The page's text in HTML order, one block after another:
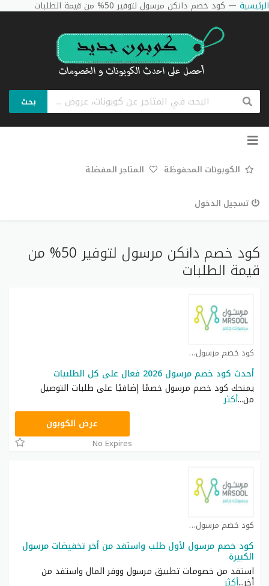
الرئيسية — كود خصم دانكن مرسول لتوفير 50% من قيمة الطلبات
بحث
تخطي
الكوبونات المحفوظة المتاجر المفضلة
تسجيل الدخول
كود خصم دانكن مرسول لتوفير 50% من
قيمة الطلبات
كود خصم مرسول كوبون
أحدث كود خصم مرسول 2026 فعال على كل الطلبيات
يمنحك كود خصم مرسول خصمًا إضافيًا على طلبات التوصيل
من...أكثر
عرض الكوبون
No Expires
كود خصم مرسول كوبون
كود خصم مرسول لأول طلب واستفد من أخر تخفيضات مرسول
الكبيرة
استفد من خصومات تطبيق مرسول ووفر المال واستفد من